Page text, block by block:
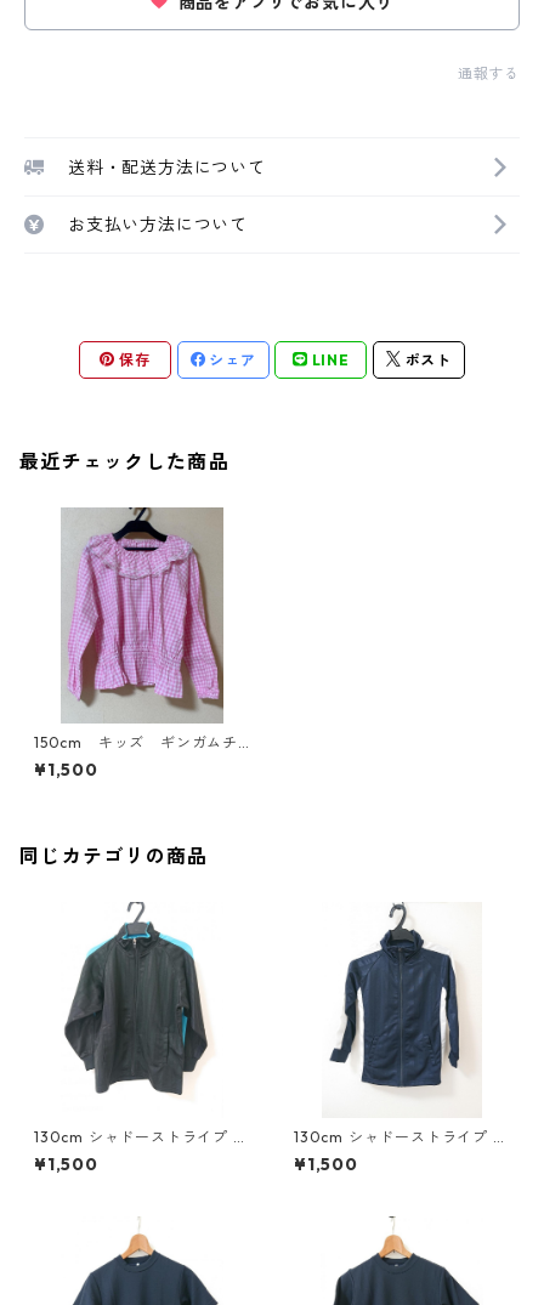
通報する
送料・配送方法について
お支払い方法について
保存 シェア LINE ポスト
最近チェックした商品
150cm キッズ ギンガムチ
ェック レース付プルオーバ
ー ピンク KAE-3231
¥1,500
同じカテゴリの商品
130cm シャドーストライプ ジ
ャージ 上下セット ブラック×
スカイブルー ◆KIY-1127◆
¥1,500
130cm シャドーストライプ ジ
ャージ 上下セット ネイビー×
ホワイト ◆KIY-1126◆
¥1,500